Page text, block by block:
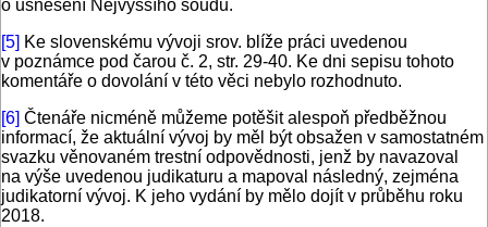
o usnesení Nejvyššího soudu.
[5] Ke slovenskému vývoji srov. blíže práci uvedenou
v poznámce pod čarou č. 2, str. 29-40. Ke dni sepisu tohoto
komentáře o dovolání v této věci nebylo rozhodnuto.
[6] Čtenáře nicméně můžeme potěšit alespoň předběžnou
informací, že aktuální vývoj by měl být obsažen v samostatném
svazku věnovaném trestní odpovědnosti, jenž by navazoval
na výše uvedenou judikaturu a mapoval následný, zejména
judikatorní vývoj. K jeho vydání by mělo dojít v průběhu roku
2018.